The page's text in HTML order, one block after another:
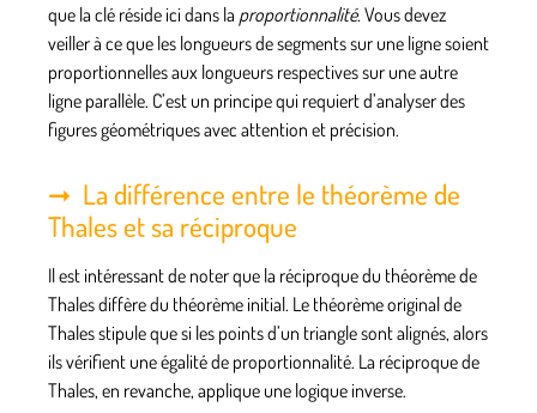
que la clé réside ici dans la proportionnalité. Vous devez
veiller à ce que les longueurs de segments sur une ligne soient
proportionnelles aux longueurs respectives sur une autre
ligne parallèle. C’est un principe qui requiert d’analyser des
figures géométriques avec attention et précision.
La différence entre le théorème de
Thales et sa réciproque
Il est intéressant de noter que la réciproque du théorème de
Thales diffère du théorème initial. Le théorème original de
Thales stipule que si les points d’un triangle sont alignés, alors
ils vérifient une égalité de proportionnalité. La réciproque de
Thales, en revanche, applique une logique inverse.